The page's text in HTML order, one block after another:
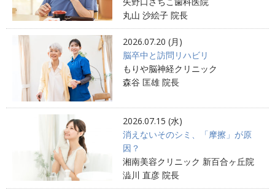
丸山 沙絵子 院長
2026.07.20 (月)
脳卒中と訪問リハビリ
もりや脳神経クリニック
森谷 匡雄 院長
2026.07.15 (水)
消えないそのシミ、「摩擦」が原
因？
湘南美容クリニック 新百合ヶ丘院
澁川 直彦 院長